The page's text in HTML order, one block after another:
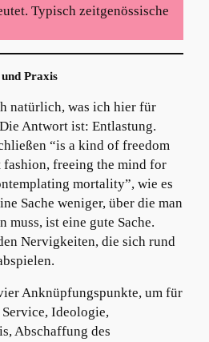
Typisch zeitgenössische
Praxis
natürlich, was ich hier für
Antwort ist: Entlastung.
“is a kind of freedom
freeing the mind for
mortality”, wie es
Sache weniger, über die man
muss, ist eine gute Sache.
Nervigkeiten, die sich rund
Anknüpfungspunkte, um für
Ideologie,
Abschaffung des